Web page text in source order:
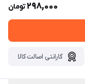
298,000تومان
گارانتی اصالت کالا